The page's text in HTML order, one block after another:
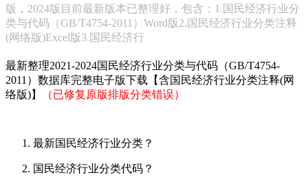
版，2024版目前最新版本已整理好，包含：1.国民经济行业分
类与代码（GB/T4754-2011）Word版2.国民经济行业分类注释
(网络版)Excel版3.国民经济行
最新整理2021-2024国民经济行业分类与代码（GB/T4754-
2011）数据库完整电子版下载【含国民经济行业分类注释(网
络版)】
（已修复原版排版分类错误）
最新国民经济行业分类？
国民经济行业分类代码？